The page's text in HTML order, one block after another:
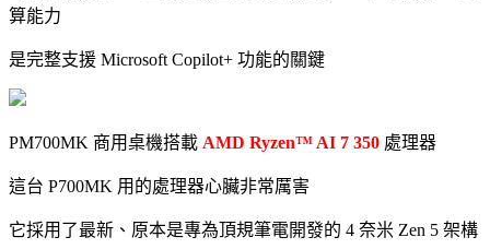
算能力
是完整支援 Microsoft Copilot+ 功能的關鍵
PM700MK 商用桌機搭載 AMD Ryzen™ AI 7 350 處理器
這台 P700MK 用的處理器心臟非常厲害
它採用了最新、原本是專為頂規筆電開發的 4 奈米 Zen 5 架構